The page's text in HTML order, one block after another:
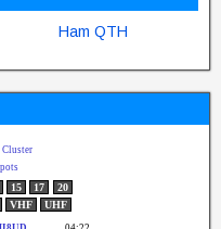
Ham QTH